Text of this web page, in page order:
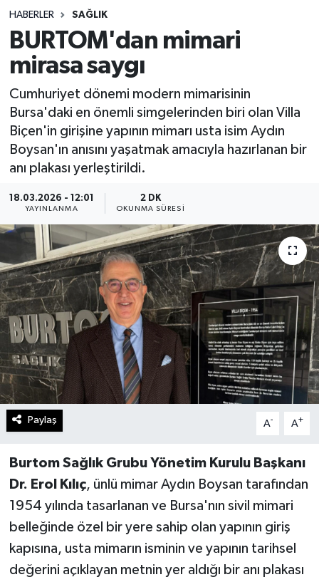
HABERLER SAĞLIK
BURTOM'dan mimari
mirasa saygı
Cumhuriyet dönemi modern mimarisinin
Bursa'daki en önemli simgelerinden biri olan Villa
Biçen'in girişine yapının mimarı usta isim Aydın
Boysan'ın anısını yaşatmak amacıyla hazırlanan bir
anı plakası yerleştirildi.
18.03.2026 - 12:01
YAYINLANMA
2 DK
OKUNMA SÜRESI
Paylaş A- A+
Burtom Sağlık Grubu Yönetim Kurulu Başkanı
Dr. Erol Kılıç, ünlü mimar Aydın Boysan tarafından
1954 yılında tasarlanan ve Bursa'nın sivil mimari
belleğinde özel bir yere sahip olan yapının giriş
kapısına, usta mimarın isminin ve yapının tarihsel
değerini açıklayan metnin yer aldığı bir anı plakası
Spor
Teknoloji
Yaşam